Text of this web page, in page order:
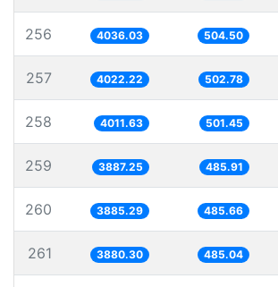
256 4036.03 504.50
257 4022.22 502.78
258 4011.63 501.45
259 3887.25 485.91
260 3885.29 485.66
261 3880.30 485.04